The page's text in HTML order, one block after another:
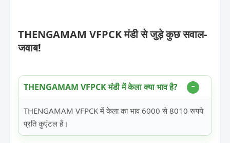
THENGAMAM VFPCK मंडी से जुड़े कुछ सवाल-
जवाब!
THENGAMAM VFPCK मंडी में केला क्या भाव है?
THENGAMAM VFPCK में केला का भाव 6000 से 8010 रूपये
प्रति कुएंटल हैं।